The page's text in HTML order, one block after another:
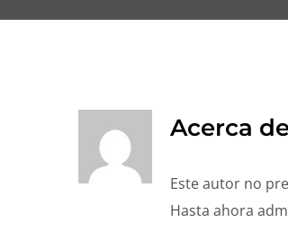
Acerca
Este autor no
Hasta ahora